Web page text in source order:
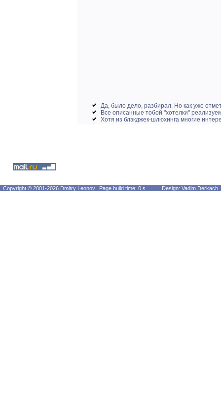
Да, было дело, разбирал. Но как уже
Все описанные тобой "хотелки"
Хотя из блэкджек-шлюхинга многие
Copyright © 2001-2026 Dmitry Leonov Page build time: 0 s Design: Vadim Derkach